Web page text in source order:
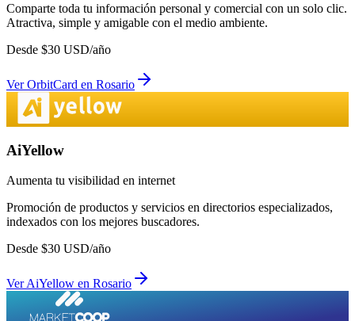
Comparte toda tu información personal y comercial con un solo clic.
Atractiva, simple y amigable con el medio ambiente.
Desde $30 USD/año
VerOrbitCard en Rosario
AiYellow
Aumenta tu visibilidad en internet
Promoción de productos y servicios en directorios especializados,
indexados con los mejores buscadores.
Desde $30 USD/año
VerAiYellow en Rosario